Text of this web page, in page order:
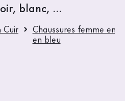
blanc, ...
Cuir
Chaussures femme en
en bleu